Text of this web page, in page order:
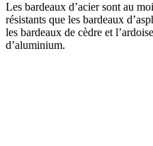
Les bardeaux d’acier sont au
résistants que les bardeaux
les bardeaux de cèdre et
d’aluminium.